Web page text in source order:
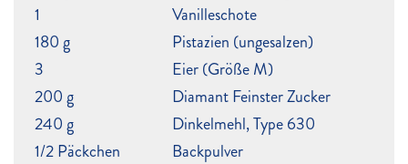
1
Vanilleschote
180 g
Pistazien (ungesalzen)
3
Eier (Größe M)
200 g
Diamant Feinster Zucker
240 g
Dinkelmehl, Type 630
1/2 Päckchen
Backpulver